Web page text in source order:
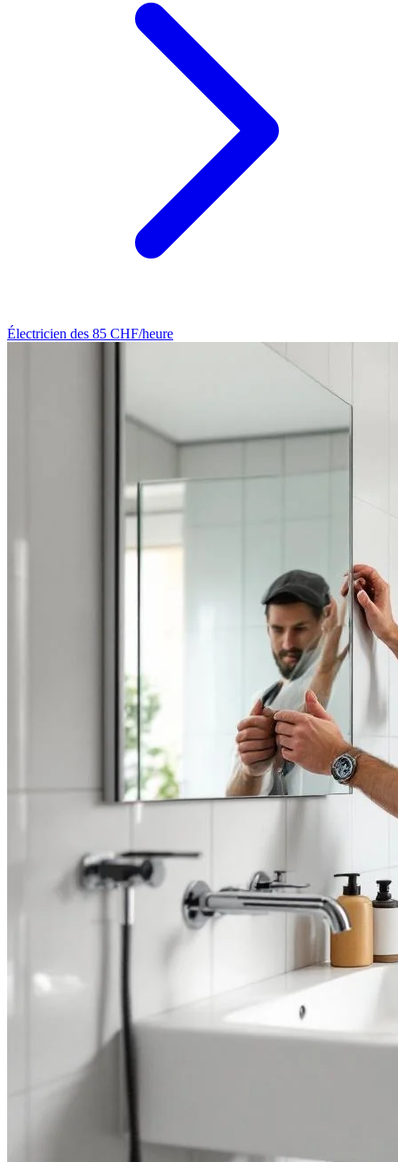
Électricien des 85 CHF/heure